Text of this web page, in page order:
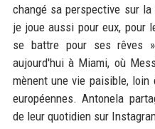
changé sa perspective sur
je joue aussi pour eux, pour
se battre pour ses rêves
aujourd'hui à Miami, où
mènent une vie paisible,
européennes. Antonela
de leur quotidien sur